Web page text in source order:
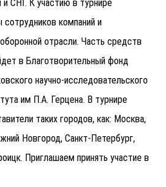
и СНГ. К участию в турнире
компаний и
отрасли. Часть средств
в Благотворительный фонд
научно-исследовательского
им П.А. Герцена. В турнире
таких городов, как: Москва,
Новгород, Санкт-Петербург,
Приглашаем принять участие в